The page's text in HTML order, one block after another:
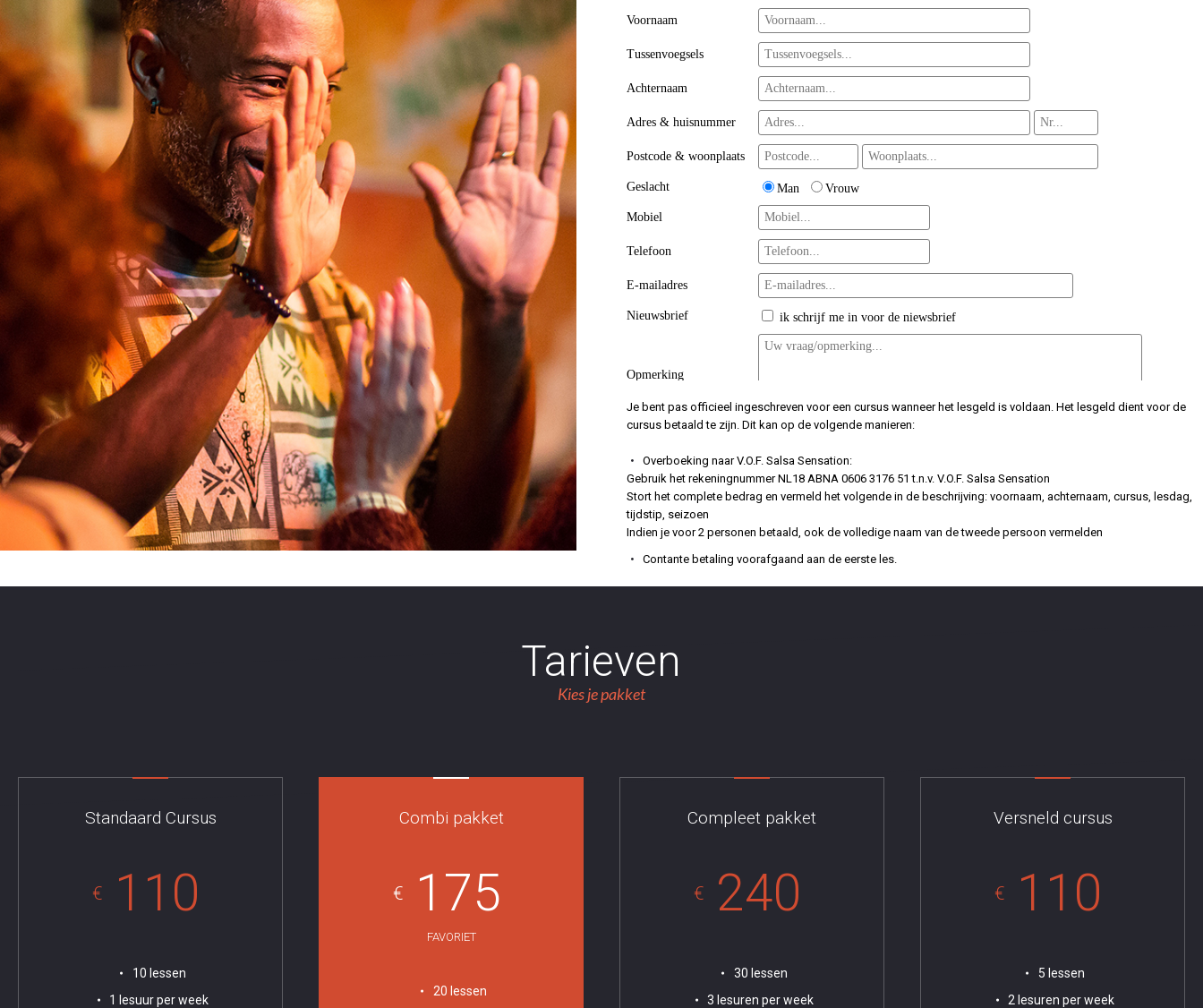
Je bent pas officieel ingeschreven voor een cursus wanneer het lesgeld is voldaan. Het lesgeld dient voor de
cursus betaald te zijn. Dit kan op de volgende manieren:
Overboeking naar V.O.F. Salsa Sensation:
Gebruik het rekeningnummer NL18 ABNA 0606 3176 51 t.n.v. V.O.F. Salsa Sensation
Stort het complete bedrag en vermeld het volgende in de beschrijving: voornaam, achternaam, cursus, lesdag,
tijdstip, seizoen
Indien je voor 2 personen betaald, ook de volledige naam van de tweede persoon vermelden
Contante betaling voorafgaand aan de eerste les.
Tarieven
Kies je pakket
Standaard Cursus
€ 110
10 lessen
1 lesuur per week
Combi pakket
€ 175
FAVORIET
20 lessen
Compleet pakket
€ 240
30 lessen
3 lesuren per week
Versneld cursus
€ 110
5 lessen
2 lesuren per week